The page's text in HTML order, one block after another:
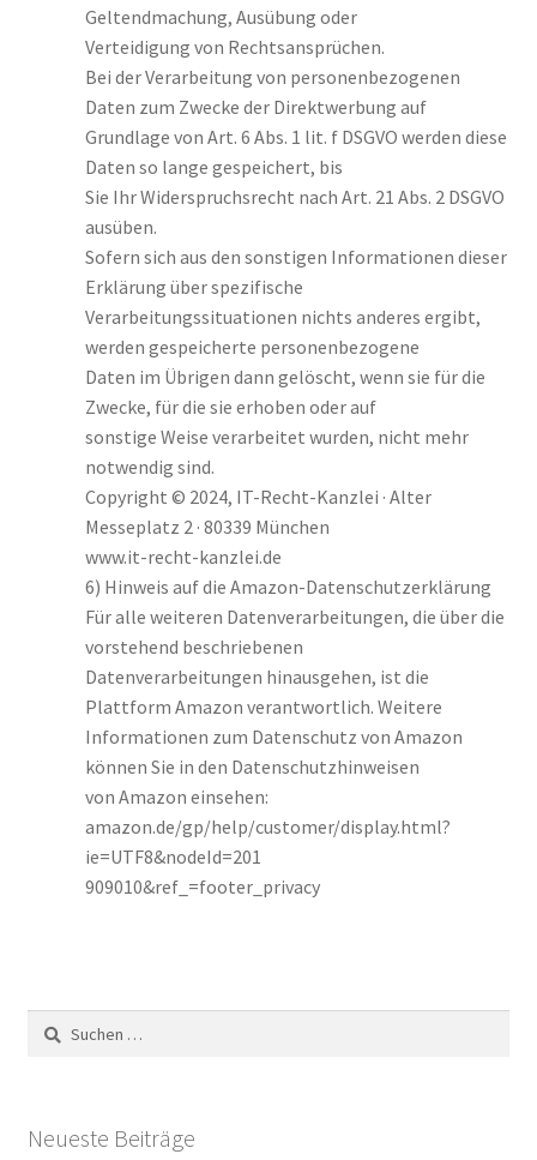
Geltendmachung, Ausübung oder
Verteidigung von Rechtsansprüchen.
Bei der Verarbeitung von personenbezogenen
Daten zum Zwecke der Direktwerbung auf
Grundlage von Art. 6 Abs. 1 lit. f DSGVO werden diese
Daten so lange gespeichert, bis
Sie Ihr Widerspruchsrecht nach Art. 21 Abs. 2 DSGVO
ausüben.
Sofern sich aus den sonstigen Informationen dieser
Erklärung über spezifische
Verarbeitungssituationen nichts anderes ergibt,
werden gespeicherte personenbezogene
Daten im Übrigen dann gelöscht, wenn sie für die
Zwecke, für die sie erhoben oder auf
sonstige Weise verarbeitet wurden, nicht mehr
notwendig sind.
Copyright © 2024, IT-Recht-Kanzlei · Alter
Messeplatz 2 · 80339 München
www.it-recht-kanzlei.de
6) Hinweis auf die Amazon-Datenschutzerklärung
Für alle weiteren Datenverarbeitungen, die über die
vorstehend beschriebenen
Datenverarbeitungen hinausgehen, ist die
Plattform Amazon verantwortlich. Weitere
Informationen zum Datenschutz von Amazon
können Sie in den Datenschutzhinweisen
von Amazon einsehen:
amazon.de/gp/help/customer/display.html?
ie=UTF8&nodeId=201
909010&ref_=footer_privacy
Suchen
nach:
Neueste Beiträge